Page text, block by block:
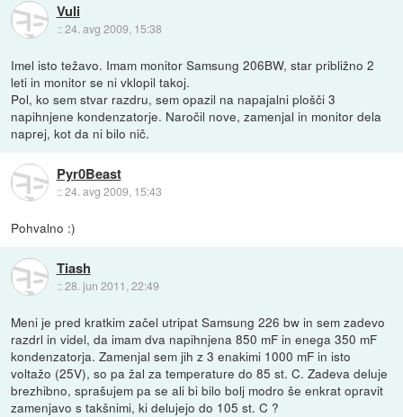
Vuli
::24. avg 2009, 15:38
Imel isto težavo. Imam monitor Samsung 206BW, star približno 2
leti in monitor se ni vklopil takoj.
Pol, ko sem stvar razdru, sem opazil na napajalni plošči 3
napihnjene kondenzatorje. Naročil nove, zamenjal in monitor dela
naprej, kot da ni bilo nič.
Pyr0Beast
::24. avg 2009, 15:43
Pohvalno :)
Tiash
::28. jun 2011, 22:49
Meni je pred kratkim začel utripat Samsung 226 bw in sem zadevo
razdrl in videl, da imam dva napihnjena 850 mF in enega 350 mF
kondenzatorja. Zamenjal sem jih z 3 enakimi 1000 mF in isto
voltažo (25V), so pa žal za temperature do 85 st. C. Zadeva deluje
brezhibno, sprašujem pa se ali bi bilo bolj modro še enkrat opravit
zamenjavo s takšnimi, ki delujejo do 105 st. C ?